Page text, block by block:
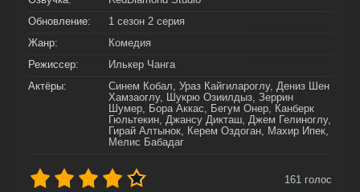
Обновление:
1 сезон 2 серия
Жанр:
Комедия
Режиссер:
Илькер Чанга
Актёры:
Синем Кобал, Ураз Кайгилароглу, Дениз Шен
Хамзаоглу, Шукрю Озиилдыз, Зеррин
Шумер, Бора Аккас, Бегум Онер, Канберк
Гюльтекин, Джансу Дикташ, Джем Гелиноглу,
Гирай Алтынок, Керем Оздоган, Махир Ипек,
Мелис Бабадаг
161 голос